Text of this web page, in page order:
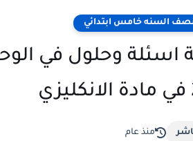
السنه خامس ابتدائي
اسئلة وحلول في
منذ عام